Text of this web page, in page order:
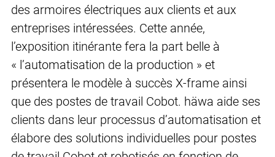
des armoires électriques aux clients et aux
entreprises intéressées. Cette année,
l’exposition itinérante fera la part belle à
« l’automatisation de la production » et
présentera le modèle à succès X-frame ainsi
que des postes de travail Cobot. häwa aide ses
clients dans leur processus d’automatisation et
élabore des solutions individuelles pour postes